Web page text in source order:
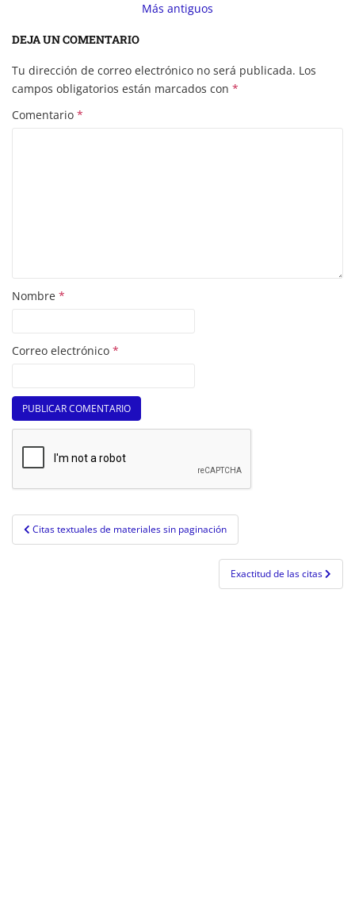
Más antiguos
DEJA UN COMENTARIO
Tu dirección de correo electrónico no será publicada. Los
campos obligatorios están marcados con *
Comentario *
Nombre *
Correo electrónico *
Navegación
de
Citas textuales de materiales sin paginación
Exactitud de las citas